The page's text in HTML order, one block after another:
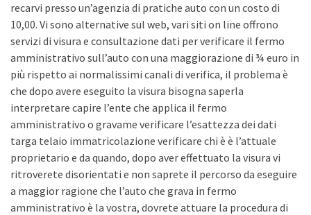
recarvi presso un’agenzia di pratiche auto con un costo di
10,00. Vi sono alternative sul web, vari siti on line offrono
servizi di visura e consultazione dati per verificare il fermo
amministrativo sull’auto con una maggiorazione di ¾ euro in
più rispetto ai normalissimi canali di verifica, il problema è
che dopo avere eseguito la visura bisogna saperla
interpretare capire l’ente che applica il fermo
amministrativo o gravame verificare l’esattezza dei dati
targa telaio immatricolazione verificare chi è è l’attuale
proprietario e da quando, dopo aver effettuato la visura vi
ritroverete disorientati e non saprete il percorso da eseguire
a maggior ragione che l’auto che grava in fermo
amministrativo è la vostra, dovrete attuare la procedura di